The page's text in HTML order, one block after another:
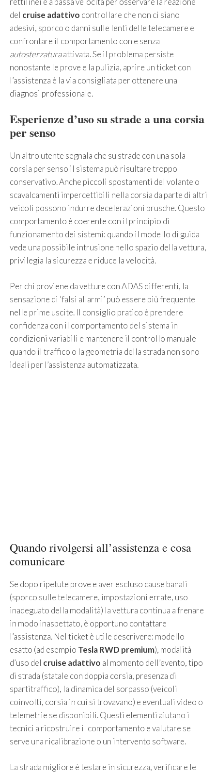
del cruise adattivo controllare che non ci siano
adesivi, sporco o danni sulle lenti delle telecamere e
confrontare il comportamento con e senza
autosterzaturaattivata. Se il problema persiste
nonostante le prove e la pulizia, aprire un ticket con
l’assistenza è la via consigliata per ottenere una
diagnosi professionale.
Esperienze d’uso su strade a una corsia
per senso
Un altro utente segnala che su strade con una sola
corsia per senso il sistema può risultare troppo
conservativo. Anche piccoli spostamenti del volante o
scavalcamenti impercettibili nella corsia da parte di altri
veicoli possono indurre decelerazioni brusche. Questo
comportamento è coerente con il principio di
funzionamento dei sistemi: quando il modello di guida
vede una possibile intrusione nello spazio della vettura,
privilegia la sicurezza e riduce la velocità.
Per chi proviene da vetture con ADAS differenti, la
sensazione di ‘falsi allarmi’ può essere più frequente
nelle prime uscite. Il consiglio pratico è prendere
confidenza con il comportamento del sistema in
condizioni variabili e mantenere il controllo manuale
quando il traffico o la geometria della strada non sono
ideali per l’assistenza automatizzata.
Quando rivolgersi all’assistenza e cosa
comunicare
Se dopo ripetute prove e aver escluso cause banali
(sporco sulle telecamere, impostazioni errate, uso
inadeguato della modalità) la vettura continua a frenare
in modo inaspettato, è opportuno contattare
l’assistenza. Nel ticket è utile descrivere: modello
esatto (ad esempio Tesla RWD premium), modalità
d’uso del cruise adattivo al momento dell’evento, tipo
di strada (statale con doppia corsia, presenza di
spartitraffico), la dinamica del sorpasso (veicoli
coinvolti, corsia in cui si trovavano) e eventuali video o
telemetrie se disponibili. Questi elementi aiutano i
tecnici a ricostruire il comportamento e valutare se
serve una ricalibrazione o un intervento software.
La strada migliore è testare in sicurezza, verificare le